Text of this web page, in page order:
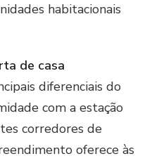
habitacionais
de casa
diferenciais do
com a estação
corredores de
oferece às